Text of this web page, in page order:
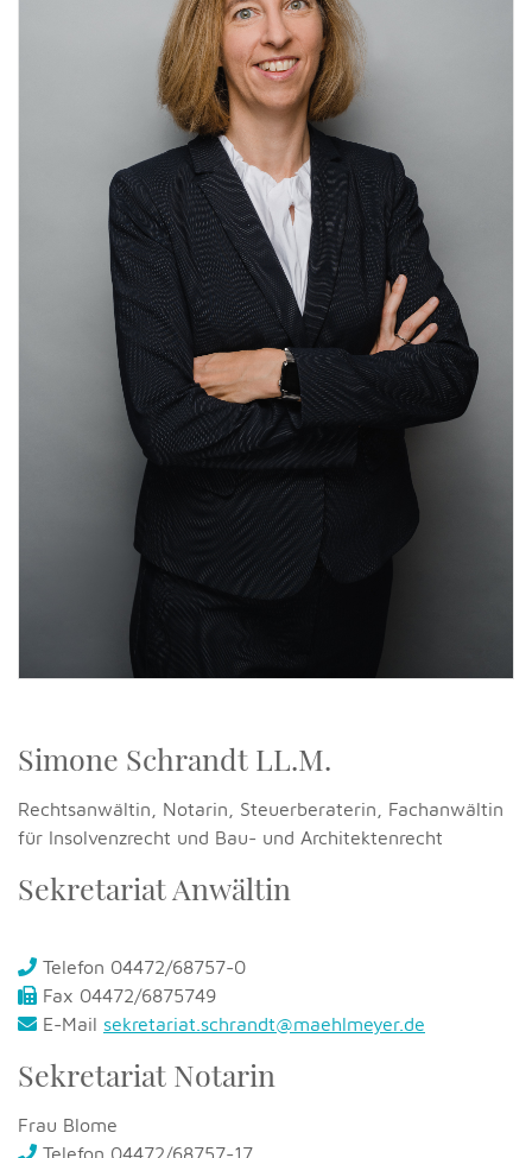
Simone Schrandt LL.M.
Rechtsanwältin, Notarin, Steuerberaterin, Fachanwältin
für Insolvenzrecht und Bau- und Architektenrecht
Sekretariat Anwältin
Telefon 04472/68757-0
Fax 04472/6875749
E-Mail sekretariat.schrandt@maehlmeyer.de
Sekretariat Notarin
Frau Blome